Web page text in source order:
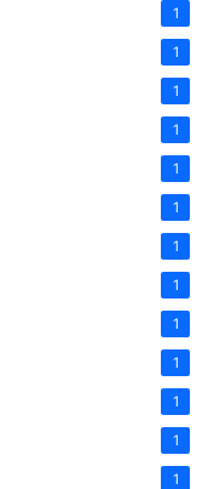
1
1
1
1
1
1
1
1
1
1
1
1
1